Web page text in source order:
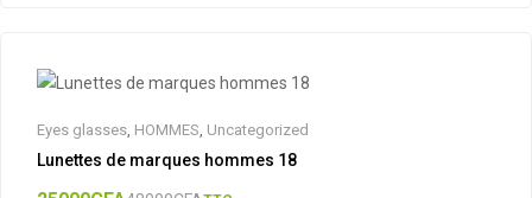
Eyes glasses, HOMMES, Uncategorized
Lunettes de marques hommes 18